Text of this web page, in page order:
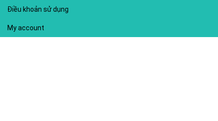
Điều khoản sử dụng
My account